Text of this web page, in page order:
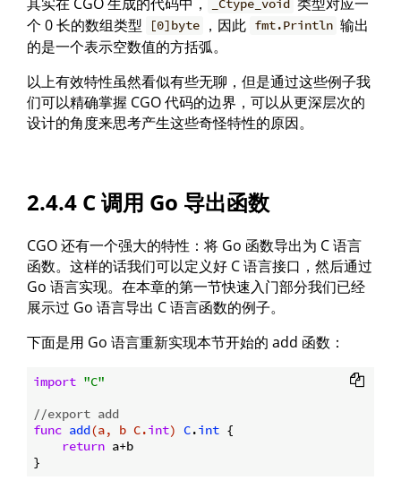
_Ctype_void
个 0 长的数组类型
[0]byte ，因此 fmt.Println 输出
的是一个表示空数值的方括弧。
以上有效特性虽然看似有些无聊，但是通过这些例子我
们可以精确掌握 CGO 代码的边界，可以从更深层次的
设计的角度来思考产生这些奇怪特性的原因。
2.4.4 C 调用 Go 导出函数
CGO 还有一个强大的特性：将 Go 函数导出为 C 语言
函数。这样的话我们可以定义好 C 语言接口，然后通过
Go 语言实现。在本章的第一节快速入门部分我们已经
展示过 Go 语言导出 C 语言函数的例子。
下面是用 Go 语言重新实现本节开始的 add 函数：
import "C"
//export add
func add(a, b C.int) C.int {
return a+b